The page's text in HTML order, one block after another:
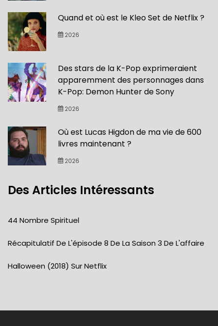
Quand et où est le Kleo Set de Netflix ?
2026
Des stars de la K-Pop exprimeraient
apparemment des personnages dans
K-Pop: Demon Hunter de Sony
2026
Où est Lucas Higdon de ma vie de 600
livres maintenant ?
2026
Des Articles Intéressants
44 Nombre Spirituel
Récapitulatif De L'épisode 8 De La Saison 3 De L'affaire
Halloween (2018) Sur Netflix